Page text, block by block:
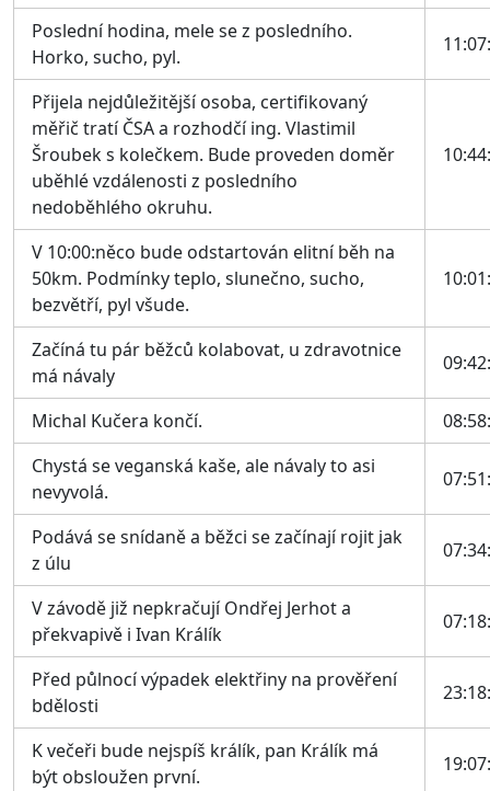
Poslední hodina, mele se z posledního.
Horko, sucho, pyl.
Přijela nejdůležitější osoba, certifikovaný
měřič tratí ČSA a rozhodčí ing. Vlastimil
Šroubek s kolečkem. Bude proveden doměr
uběhlé vzdálenosti z posledního
nedoběhlého okruhu.
V 10:00:něco bude odstartován elitní běh na
50km. Podmínky teplo, slunečno, sucho,
bezvětří, pyl všude.
Začíná tu pár běžců kolabovat, u zdravotnice
má návaly
Michal Kučera končí.
Chystá se veganská kaše, ale návaly to asi
nevyvolá.
Podává se snídaně a běžci se začínají rojit jak
z úlu
V závodě již nepkračují Ondřej Jerhot a
překvapivě i Ivan Králík
Před půlnocí výpadek elektřiny na prověření
bdělosti
K večeři bude nejspíš králík, pan Králík má
být obsloužen první.